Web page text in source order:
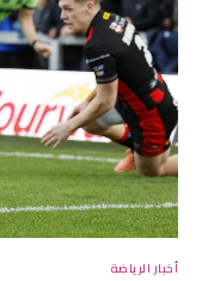
أخبار الرياضة